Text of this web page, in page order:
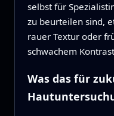
selbst für
zu beurteilen sind,
rauer Textur oder
schwachem
Was das für